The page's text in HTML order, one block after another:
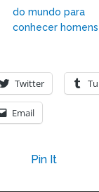
do mundo para
conhecer homens
Twitter
Email
Pin It